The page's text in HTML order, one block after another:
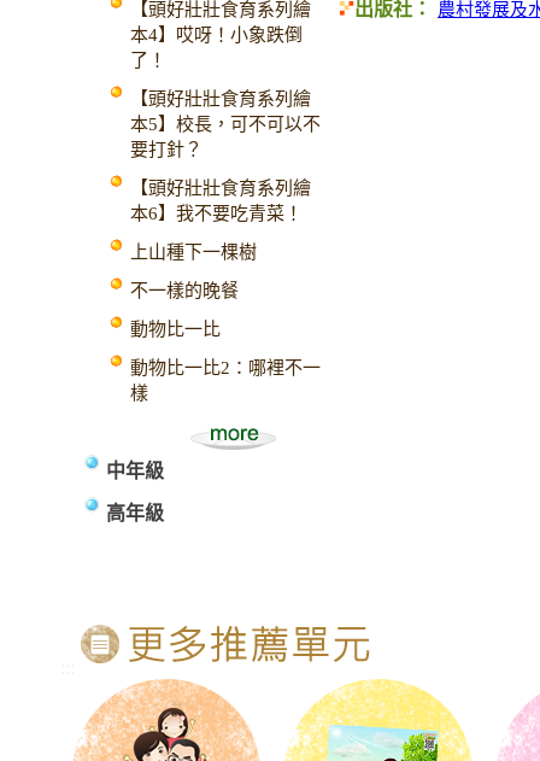
【頭好壯壯食育系列繪
本4】哎呀！小象跌倒
了！
【頭好壯壯食育系列繪
本5】校長，可不可以不
要打針？
【頭好壯壯食育系列繪
本6】我不要吃青菜！
上山種下一棵樹
不一樣的晚餐
動物比一比
動物比一比2：哪裡不一
樣
中年級
高年級
出版社： 農村發展及